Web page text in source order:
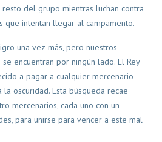
del grupo mientras luchan contra
que intentan llegar al campamento.
una vez más, pero nuestros
encuentran por ningún lado. El Rey
a pagar a cualquier mercenario
oscuridad. Esta búsqueda recae
mercenarios, cada uno con un
para unirse para vencer a este mal